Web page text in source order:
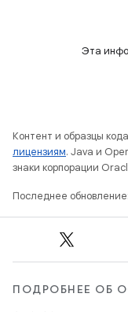
Эта
Контент и образцы
лицензиям. Java и
знаки корпорации
Последнее
ПОДРОБНЕЕ ОБ